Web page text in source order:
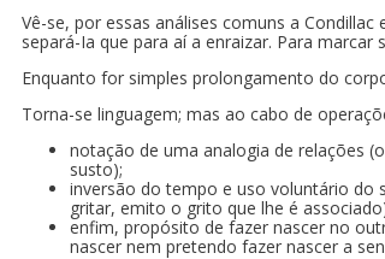
Vê-se, por essas análises comuns a
separá-Ia que para aí a enraizar. Para
Enquanto for simples prolongamento do
Torna-se linguagem; mas ao cabo de
notação de uma analogia de relações
susto);
inversão do tempo e uso voluntário do
gritar, emito o grito que lhe é
enfim, propósito de fazer nascer no
nascer nem pretendo fazer nascer a